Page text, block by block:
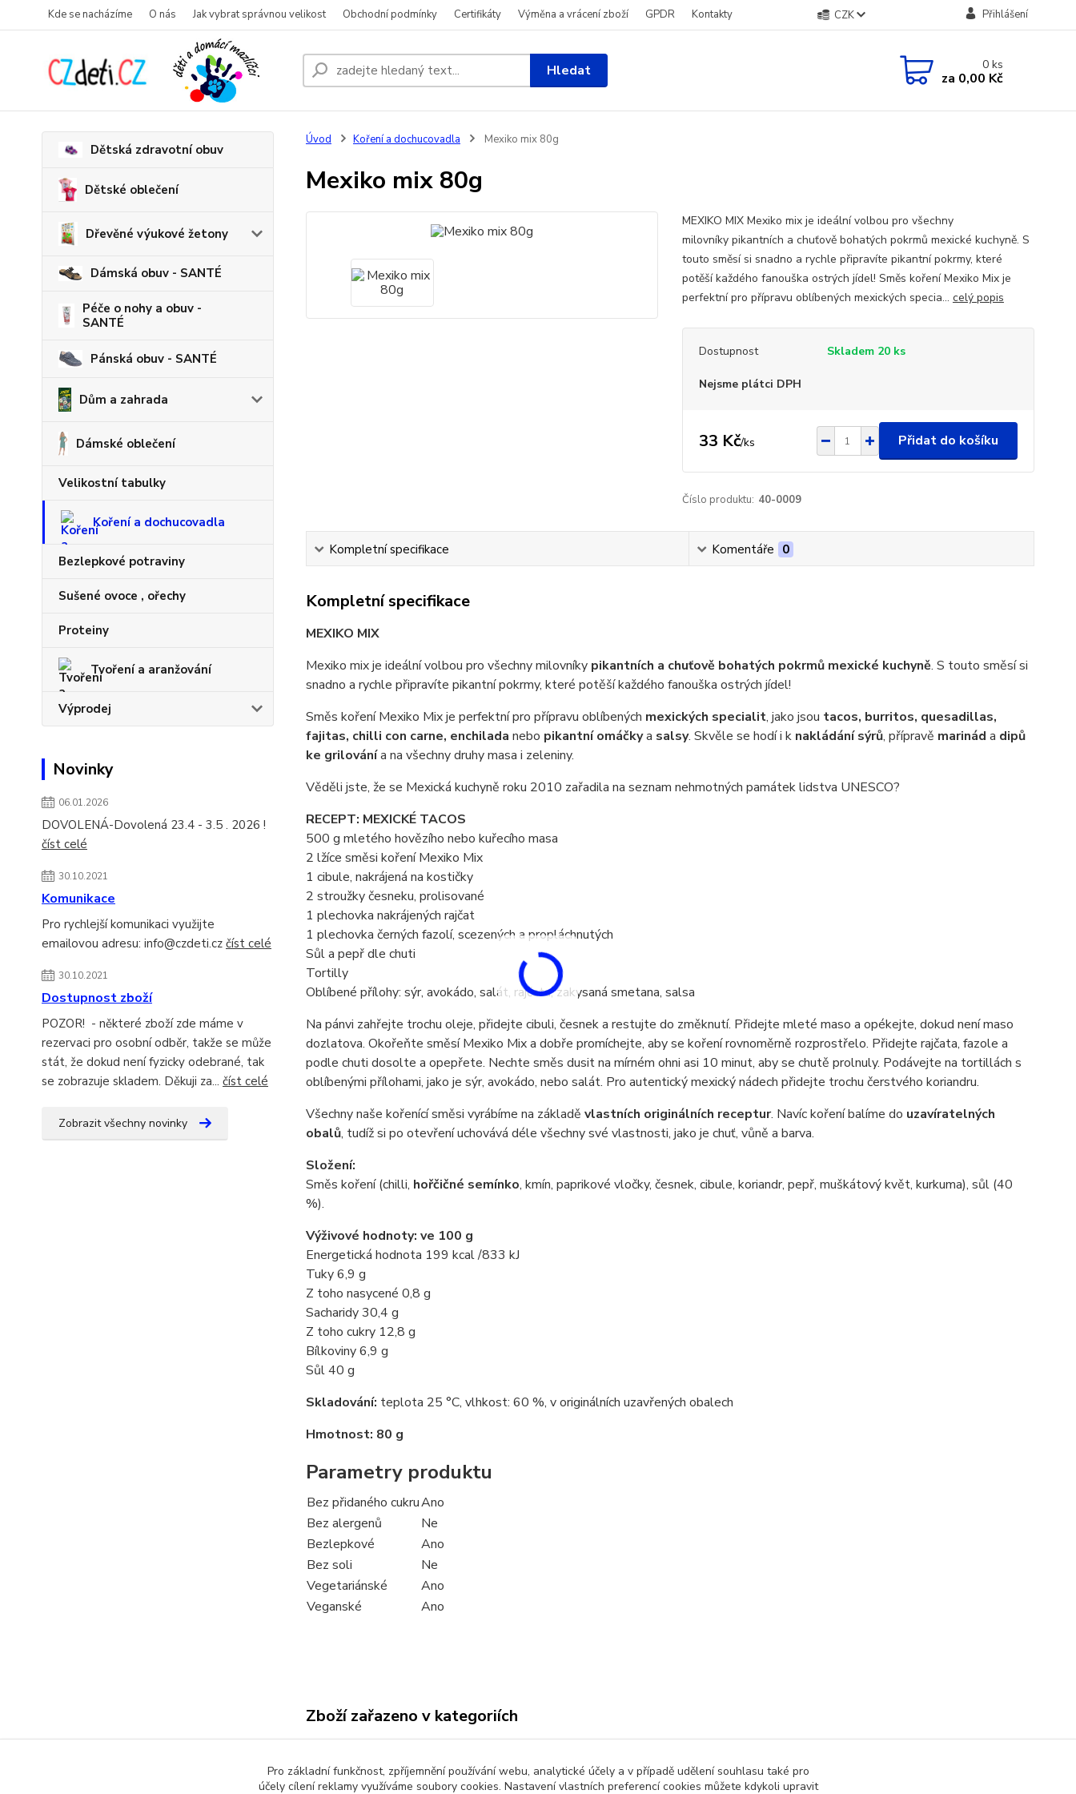
Kde se nacházíme O nás Jak vybrat správnou velikost Obchodní podmínky Certifikáty Výměna a vrácení zboží GPDR Kontakty CZK Přihlášení
Hledat 0ks
za 0,00 Kč
Dětská zdravotní obuv
Dětské oblečení
Dřevěné výukové žetony
Dámská obuv - SANTÉ
Péče o nohy a obuv -
SANTÉ
Pánská obuv - SANTÉ
Dům a zahrada
Dámské oblečení
Velikostní tabulky
Koření a dochucovadla
Bezlepkové potraviny
Sušené ovoce , ořechy
Proteiny
Tvoření a aranžování
Výprodej
Novinky
06.01.2026
DOVOLENÁ-Dovolená 23.4 - 3.5 . 2026 !
číst celé
30.10.2021
Komunikace
Pro rychlejší komunikaci využijte
emailovou adresu: info@czdeti.cz číst celé
30.10.2021
Dostupnost zboží
POZOR! - některé zboží zde máme v
rezervaci pro osobní odběr, takže se může
stát, že dokud není fyzicky odebrané, tak
se zobrazuje skladem. Děkuji za... číst celé
Zobrazit všechny novinky
Úvod Koření a dochucovadla Mexiko mix 80g
Mexiko mix 80g
MEXIKO MIX Mexiko mix je ideální volbou pro všechny
milovníky pikantních a chuťově bohatých pokrmů mexické kuchyně. S
touto směsí si snadno a rychle připravíte pikantní pokrmy, které
potěší každého fanouška ostrých jídel! Směs koření Mexiko Mix je
perfektní pro přípravu oblíbených mexických specia... celý popis
Dostupnost Skladem 20 ks
Nejsme plátci DPH
33 Kč/ks Přidat do košíku
Číslo produktu: 40-0009
Kompletní specifikace Komentáře 0
Kompletní specifikace
MEXIKO MIX
Mexiko mix je ideální volbou pro všechny milovníky pikantních a chuťově bohatých pokrmů mexické kuchyně. S touto směsí si
snadno a rychle připravíte pikantní pokrmy, které potěší každého fanouška ostrých jídel!
Směs koření Mexiko Mix je perfektní pro přípravu oblíbených mexických specialit, jako jsou tacos, burritos, quesadillas,
fajitas, chilli con carne, enchilada nebo pikantní omáčkya salsy. Skvěle se hodí i k nakládání sýrů, přípravě marinád a dipů
ke grilovánía na všechny druhy masa i zeleniny.
Věděli jste, že se Mexická kuchyně roku 2010 zařadila na seznam nehmotných památek lidstva UNESCO?
RECEPT: MEXICKÉ TACOS
500 g mletého hovězího nebo kuřecího masa
2 lžíce směsi koření Mexiko Mix
1 cibule, nakrájená na kostičky
2 stroužky česneku, prolisované
1 plechovka nakrájených rajčat
1 plechovka černých fazolí, scezených a propláchnutých
Sůl a pepř dle chuti
Tortilly
Oblíbené přílohy: sýr, avokádo, salát, rajčata, zakysaná smetana, salsa
Na pánvi zahřejte trochu oleje, přidejte cibuli, česnek a restujte do změknutí. Přidejte mleté maso a opékejte, dokud není maso
dozlatova. Okořeňte směsí Mexiko Mix a dobře promíchejte, aby se koření rovnoměrně rozprostřelo. Přidejte rajčata, fazole a
podle chuti dosolte a opepřete. Nechte směs dusit na mírném ohni asi 10 minut, aby se chutě prolnuly. Podávejte na tortillách s
oblíbenými přílohami, jako je sýr, avokádo, nebo salát. Pro autentický mexický nádech přidejte trochu čerstvého koriandru.
Všechny naše kořenící směsi vyrábíme na základě vlastních originálních receptur. Navíc koření balíme do uzavíratelných
obalů, tudíž si po otevření uchovává déle všechny své vlastnosti, jako je chuť, vůně a barva.
Složení:
Směs koření (chilli, hořčičné semínko, kmín, paprikové vločky, česnek, cibule, koriandr, pepř, muškátový květ, kurkuma), sůl (40
%).
Výživové hodnoty: ve 100 g
Energetická hodnota 199 kcal /833 kJ
Tuky 6,9 g
Z toho nasycené 0,8 g
Sacharidy 30,4 g
Z toho cukry 12,8 g
Bílkoviny 6,9 g
Sůl 40 g
Skladování: teplota 25 °C, vlhkost: 60 %, v originálních uzavřených obalech
Hmotnost: 80 g
Parametry produktu
Bez přidaného cukruAno
Bez alergenů
Ne
Bezlepkové
Ano
Bez soli
Ne
Vegetariánské
Ano
Veganské
Ano
Zboží zařazeno v kategoriích
Pro základní funkčnost, zpříjemnění používání webu, analytické účely a v případě udělení souhlasu také pro
účely cílení reklamy využíváme soubory cookies. Nastavení vlastních preferencí cookies můžete kdykoli upravit